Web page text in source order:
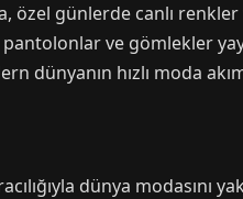
günlerde canlı
ve gömlekler
dünyanın hızlı moda
dünya modasını